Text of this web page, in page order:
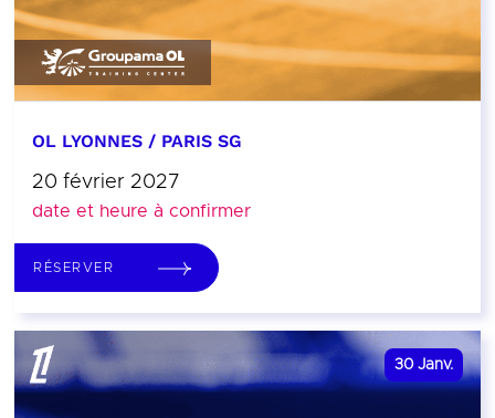
OL LYONNES / PARIS SG
20 février 2027
date et heure à confirmer
RÉSERVER
30 Janv.